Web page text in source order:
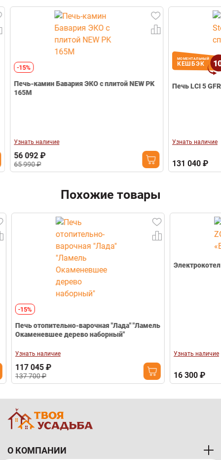
Наличие варочной поверхности
Нет
Наличие теплообменника
Комбинированный
Диаметр дымохода
Габариты (Ш*В*Г)
760*1000*494
Гарантия
Email
-15%
Печь-камин Бавария ЭКО с плитой NEW PK
165М
Узнать наличие
56 092 ₽
65 990 ₽
МОМЕНТАЛЬНЫЙ
КЕШБЭК 10
Печь LCI 5
Узнать наличие
131 040 ₽
Похожие товары
-15%
Печь отопительно-варочная "Лада" "Ламель
Окаменевшее дерево наборный"
Узнать наличие
117 045 ₽
137 700 ₽
Электрокотел
Узнать наличие
16 300 ₽
О КОМПАНИИ